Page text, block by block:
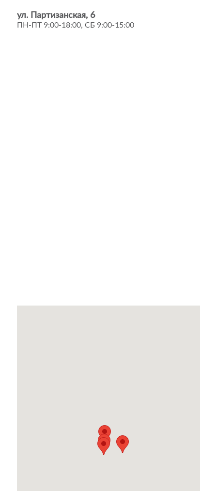
ул. Партизанская, 6
ПН-ПТ 9:00-18:00, СБ 9:00-15:00